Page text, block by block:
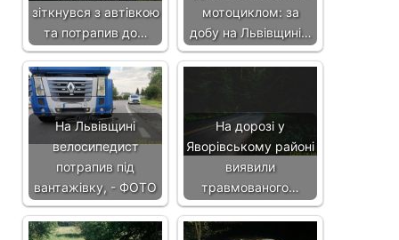
зіткнувся з автівкою
та потрапив до…
мотоциклом: за
добу на Львівщині…
На Львівщині
велосипедист
потрапив під
вантажівку, - ФОТО
На дорозі у
Яворівському районі
виявили
травмованого…